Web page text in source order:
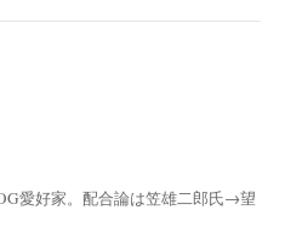
愛好家。配合論は笠雄二郎氏→望